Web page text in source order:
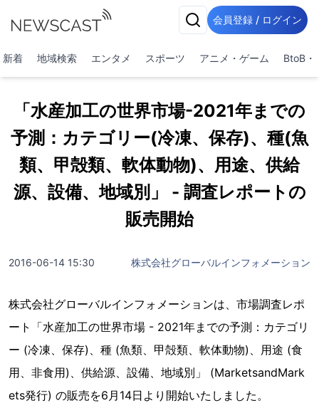
会員登録 / ログイン
新着 地域検索 エンタメ スポーツ アニメ・ゲーム BtoB・
「水産加工の世界市場-2021年までの
予測：カテゴリー(冷凍、保存)、種(魚
類、甲殻類、軟体動物)、用途、供給
源、設備、地域別」 - 調査レポートの
販売開始
2016-06-14 15:30 株式会社グローバルインフォメーション
株式会社グローバルインフォメーションは、市場調査レポ
ート「水産加工の世界市場 - 2021年までの予測：カテゴリ
ー (冷凍、保存)、種 (魚類、甲殻類、軟体動物)、用途 (食
用、非食用)、供給源、設備、地域別」 (MarketsandMark
ets発行) の販売を6月14日より開始いたしました。